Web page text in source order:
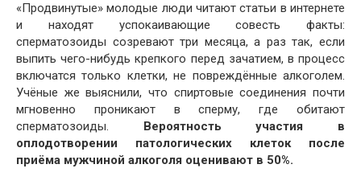
«Продвинутые» молодые люди читают статьи в интернете
и находят успокаивающие совесть факты:
сперматозоиды созревают три месяца, а раз так, если
выпить чего-нибудь крепкого перед зачатием, в процесс
включатся только клетки, не повреждённые алкоголем.
Учёные же выяснили, что спиртовые соединения почти
мгновенно проникают в сперму, где обитают
сперматозоиды. Вероятность участия в
оплодотворении патологических клеток после
приёма мужчиной алкоголя оценивают в 50%.